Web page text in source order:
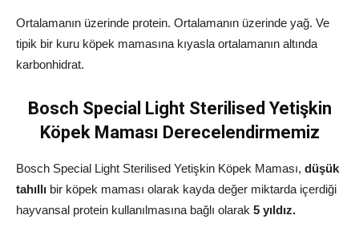
Ortalamanın üzerinde protein. Ortalamanın üzerinde yağ. Ve
tipik bir kuru köpek mamasına kıyasla ortalamanın altında
karbonhidrat.
Bosch Special Light Sterilised Yetişkin
Köpek Maması Derecelendirmemiz
Bosch Special Light Sterilised Yetişkin Köpek Maması, düşük
tahıllı bir köpek maması olarak kayda değer miktarda içerdiği
hayvansal protein kullanılmasına bağlı olarak 5 yıldız.